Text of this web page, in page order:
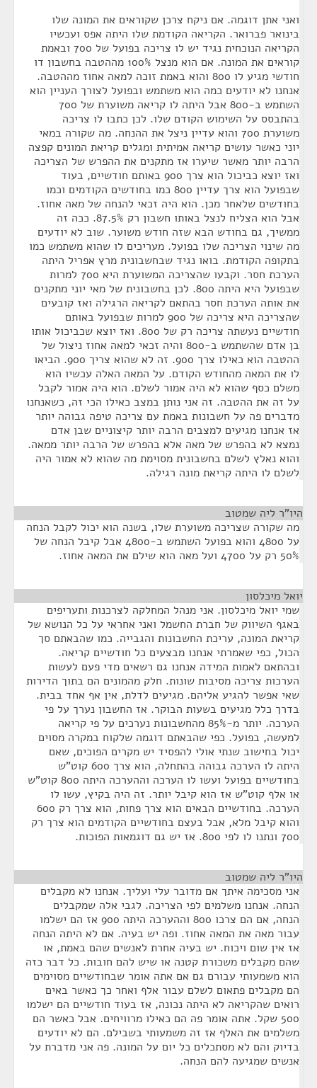
ואני אתן דוגמה. אם ניקח צרכן שקוראים את המונה שלו
בינואר פברואר. הקריאה הקודמת שלו היתה אפס ועכשיו
הקריאה הנוכחית נגיד יש לו צריכה בפועל של 700 ובאמת
קוראים את המונה. אם הוא מנצל 100% מההטבה בחשבון דו
חודשי מגיע לו 800 והוא באמת זוכה למאה אחוז מההטבה.
אנחנו לא יודעים כמה הוא משתמש ובפועל לצורך העניין הוא
השתמש ב-800 אבל היתה לו קריאה משוערת של 700
בהתבסס על השימוש הקודם שלו. לכן כתבו לו צריכה
משוערת 700 והוא עדיין ניצל את ההנחה. מה שקורה במאי
יוני כאשר עושים קריאה אמיתית ומגלים קריאת המונים קפצה
הרבה יותר מאשר שיערו אז מתקנים את ההפרש של הצריכה
ואז יוצא כביכול הוא צרך 900 באותם חודשיים, בעוד
שבפועל הוא צרך עדיין 800 כמו בחודשים הקודמים וכמו
בחודשים שלאחר מכן. הוא היה זכאי להנחה של מאה אחוז.
אבל הוא הצליח לנצל באותו חשבון רק 87.5%. ככה זה
ממשיך, גם בחודש הבא שזה חודש משוער. שוב לא יודעים
מה שינוי הצריכה שלו בפועל. מעריכים לו שהוא משתמש כמו
בתקופה הקודמת. בואו נגיד שבחשבונית מרץ אפריל היתה
הערכת חסר. וקבעו שהצריכה המשוערת היא 700 למרות
שבפועל היא היתה 800. לכן בחשבונית של מאי יוני מתקנים
את אותה הערכת חסר בהתאם לקריאה הרגילה ואז קובעים
שהצריכה היא צריכה של 900 למרות שבפועל באותם
חודשיים נעשתה צריכה רק של 800. ואז יוצא שכביכול אותו
בן אדם שהשתמש ב-800 והיה זכאי למאה אחוז ניצול של
ההטבה הוא כאילו צרך 900. זה לא שהוא צריך 900. הביאו
לו את המאה מהחודש הקודם. על המאה האלה עכשיו הוא
משלם כסף שהוא לא היה אמור לשלם. הוא היה אמור לקבל
על זה את ההטבה. זה אני נותן במצב כאילו הכי זה, כשאנחנו
מדברים פה על חשבונות באמת עם צריכה טיפה גבוהה יותר
אז אנחנו מגיעים למצבים הרבה יותר קיצוניים שבן אדם
נמצא לא בהפרש של מאה אלא בהפרש של הרבה יותר ממאה.
והוא נאלץ לשלם בחשבונית מסוימת מה שהוא לא אמור היה
לשלם לו היתה קריאת מונה רגילה.
היו"ר ליה שמטוב
מה שקורה שצריכה משוערת שלו, בשנה הוא יכול לקבל הנחה
על 4800 והוא בפועל השתמש ב-4800 אבל קיבל הנחה של
50% רק על 4700 ועל מאה הוא שילם את המאה אחוז.
יואל מיכלסון
שמי יואל מיכלסון. אני מנהל המחלקה לצרכנות ותעריפים
באגף השיווק של חברת החשמל ואני אחראי על כל הנושא של
קריאת המונה, עריכת החשבונות והגבייה. כמו שהבאתם סך
הכול, כפי שאמרתי אנחנו מבצעים כל חודשיים קריאה.
ובהתאם לאמות המידה אנחנו גם רשאים מדי פעם לעשות
הערכות צריכה מסיבות שונות. חלק מהמונים הם בתוך הדירות
שאי אפשר להגיע אליהם. מגיעים לדלת, אין אף אחד בבית.
בדרך כלל מגיעים בשעות הבוקר. אז החשבון נערך על פי
הערכה. יותר מ-85% מהחשבונות נערכים על פי קריאה
למעשה, בפועל. כפי שהבאתם דוגמה שלקוח במקרה מסוים
יכול בחישוב שנתי אולי להפסיד יש מקרים הפוכים, שאם
היתה לו הערכה גבוהה בהתחלה, הוא צרך 600 קוט”ש
בחודשיים בפועל ועשו לו הערכה וההערכה היתה 800 קוט”ש
או אלף קוט”ש אז הוא קיבל יותר. זה היה בקיץ, עשו לו
הערכה. בחודשיים הבאים הוא צרך פחות, הוא צרך רק 600
והוא קיבל מלא, אבל בעצם בחודשיים הקודמים הוא צרך רק
700 ונתנו לו לפי 800. אז יש גם דוגמאות הפוכות.
היו"ר ליה שמטוב
אני מסכימה איתך אם מדובר עלי ועליך. אנחנו לא מקבלים
הנחה. אנחנו משלמים לפי הצריכה. לגבי אלה שמקבלים
הנחה, אם הם צרכו 800 וההערכה היתה 900 אז הם ישלמו
עבור מאה את המאה אחוז. ופה יש בעיה. אם לא היתה הנחה
אז אין שום ויכוח. יש בעיה אחרת לאנשים שהם באמת, או
שהם מקבלים משכורת קטנה או שיש להם חובות. כל דבר כזה
הוא משמעותי עבורם גם אם אתה אומר שבחודשיים מסוימים
הם מקבלים פתאום לשלם עבור אלף ואחר כך כאשר באים
רואים שהקריאה לא היתה נכונה, אז בעוד חודשיים הם ישלמו
500 שקל. אתה אומר פה הם כאילו מרוויחים. אבל כאשר הם
משלמים את האלף אז זה משמעותי בשבילם. הם לא יודעים
בדיוק והם לא מסתכלים כל יום על המונה. פה אני מדברת על
אנשים שמגיעה להם הנחה.